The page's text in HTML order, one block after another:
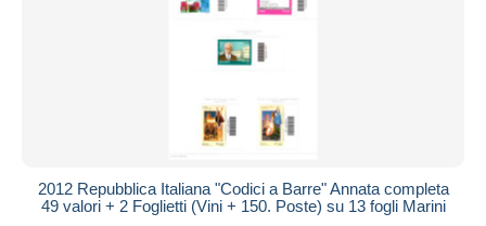
2012 Repubblica Italiana "Codici a Barre" Annata completa
49 valori + 2 Foglietti (Vini + 150. Poste) su 13 fogli Marini